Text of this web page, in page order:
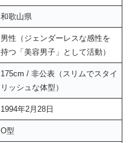
和歌山県
男性（ジェンダーレスな感性を
持つ「美容男子」として活動）
175cm / 非公表（スリムでスタイ
リッシュな体型）
1994年2月28日
O型